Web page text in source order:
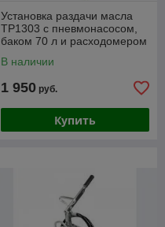
Установка раздачи масла
TP1303 с пневмонасосом,
баком 70 л и расходомером
В наличии
1 950 руб.
Купить